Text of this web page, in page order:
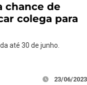
chance de
colega para
até 30 de junho.
23/06/2023